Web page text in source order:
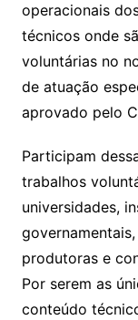
operacionais
técnicos onde
voluntárias no
de atuação
aprovado pelo
Participam
trabalhos
universidades,
produtoras e
Por serem as
conteúdo